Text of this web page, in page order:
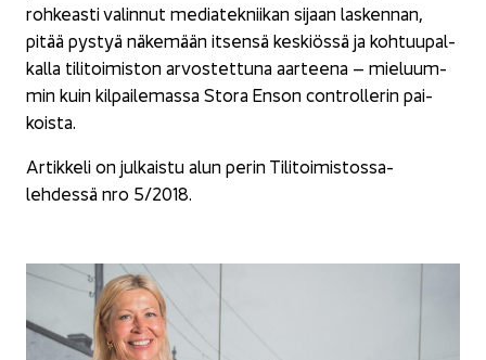
roh­keas­ti va­lin­nut me­dia­tek­nii­kan si­jaan las­ken­nan,
pitää pys­tyä nä­ke­mään it­sen­sä kes­kiös­sä ja koh­tuu­pal­
kal­la ti­li­toi­mis­ton ar­vos­tet­tu­na aar­tee­na – mie­luum­
min kuin kil­pai­le­mas­sa Stora Enson cont­rol­le­rin pai­
kois­ta.
Ar­tik­ke­li on jul­kais­tu alun perin Tilitoimistossa-​
lehdessä nro 5/2018.